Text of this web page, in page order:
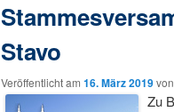
Stavo
Veröffentlicht am 16. März 2019von
Zu